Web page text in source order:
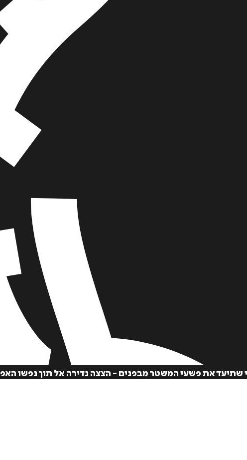
שתיעד את פשעי המשטר מבפנים - הצצה נדירה אל תוך נפשו